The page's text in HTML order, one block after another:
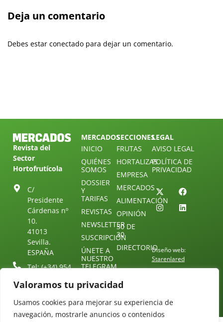
Valoramos tu privacidad
Usamos cookies para mejorar su experiencia de
navegación, mostrarle anuncios o contenidos
Deja un comentario
Debes estar conectado para dejar un comentario.
Revista del
Sector
Hortofrutícola
C/
Presidente
Cárdenas nº
10.
41013
Sevilla.
ESPAÑA
Tel: (+34) 954
redaccion@revistamercados.com
MERCADOS
INICIO
QUIÉNES
SOMOS
DOSSIER
Y
TARIFAS
REVISTAS
NEWSLETTER
SUSCRIPCIÓN
ÚNETE A
NUESTRO
TELEGRAM
CONTACTO
SECCIONES
FRUTAS
HORTALIZAS
EMPRESA
MERCADOS
ALIMENTACIÓN
OPINIÓN
30 DE
30
DIRECTORIO
LEGAL
AVISO LEGAL
POLÍTICA DE
PRIVACIDAD
Diseño web:
Starenlared